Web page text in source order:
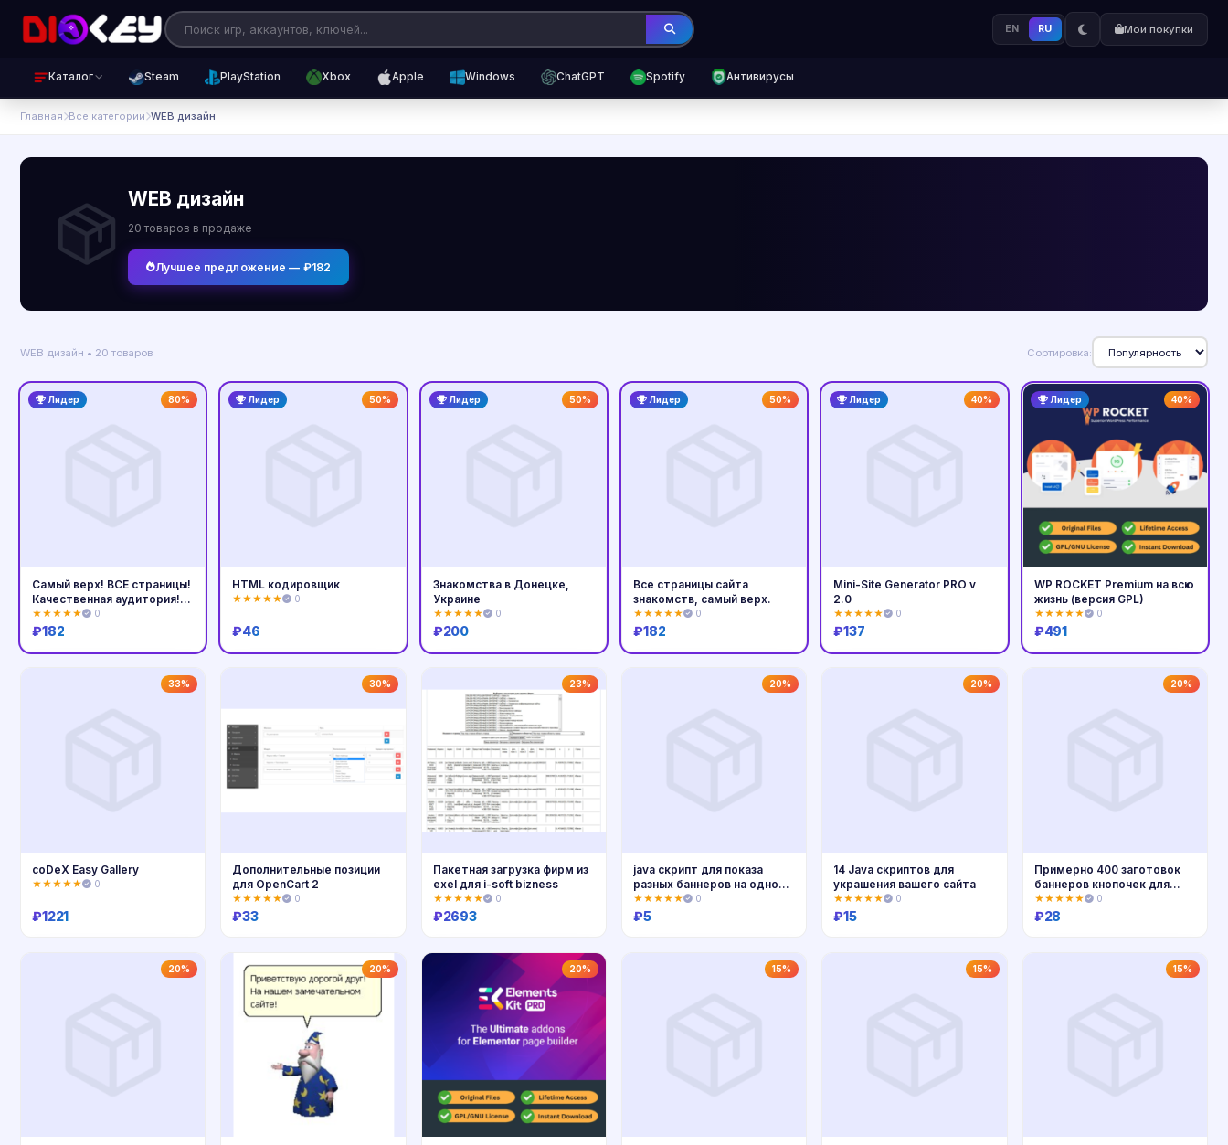
EN RU Мои покупки
Каталог Steam PlayStation Xbox Apple Windows ChatGPT Spotify Антивирусы
Главная Все категории WEB дизайн
WEB дизайн
20 товаров в продаже
Лучшее предложение — ₽182
WEB дизайн • 20 товаров Сортировка:
Лидер 80%
Самый верх! ВСЕ страницы!
Качественная аудитория!
Новое Знакомство.ру (468
x 60)
★★★★★ 0
₽182
Лидер 50%
HTML кодировщик
★★★★★ 0
₽46
Лидер 50%
Знакомства в Донецке,
Украине
★★★★★ 0
₽200
Лидер 50%
Все страницы сайта
знакомств, самый верх.
★★★★★ 0
₽182
Лидер 40%
Mini-Site Generator PRO v
2.0
★★★★★ 0
₽137
Лидер 40%
WP ROCKET Premium на всю
жизнь (версия GPL)
★★★★★ 0
₽491
33%
coDeX Easy Gallery
★★★★★ 0
₽1221
30%
Дополнительные позиции
для OpenCart 2
★★★★★ 0
₽33
23%
Купить
Пакетная загрузка фирм из
exel для i-soft bizness
★★★★★ 0
₽2693
20%
java скрипт для показа
разных баннеров на одном
месте при перезагрузке
страницы, с нструкцией
★★★★★ 0
₽5
20%
14 Java скриптов для
украшения вашего сайта
★★★★★ 0
₽15
20%
Примерно 400 заготовок
баннеров кнопочек для
вашего сайта
★★★★★ 0
₽28
20% 20% 20% 15% 15% 15%